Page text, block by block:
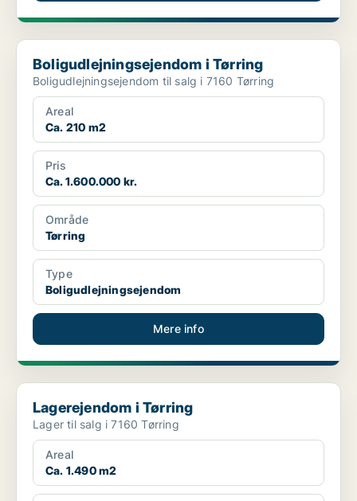
Boligudlejningsejendom i Tørring
Boligudlejningsejendom i Tørring
Boligudlejningsejendom til salg i 7160 Tørring
Areal
Ca. 210 m2
Pris
Ca. 1.600.000 kr.
Område
Tørring
Type
Boligudlejningsejendom
Mere info
Lagerejendom i Tørring
Lagerejendom i Tørring
Lager til salg i 7160 Tørring
Areal
Ca. 1.490 m2